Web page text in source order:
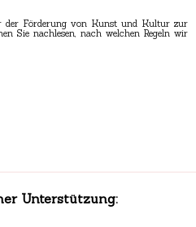
der Förderung von Kunst und Kultur zur
Sie nachlesen, nach welchen Regeln wir
Unterstützung: